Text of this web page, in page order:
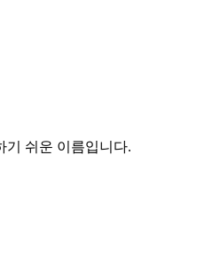
기 쉬운 이름입니다.